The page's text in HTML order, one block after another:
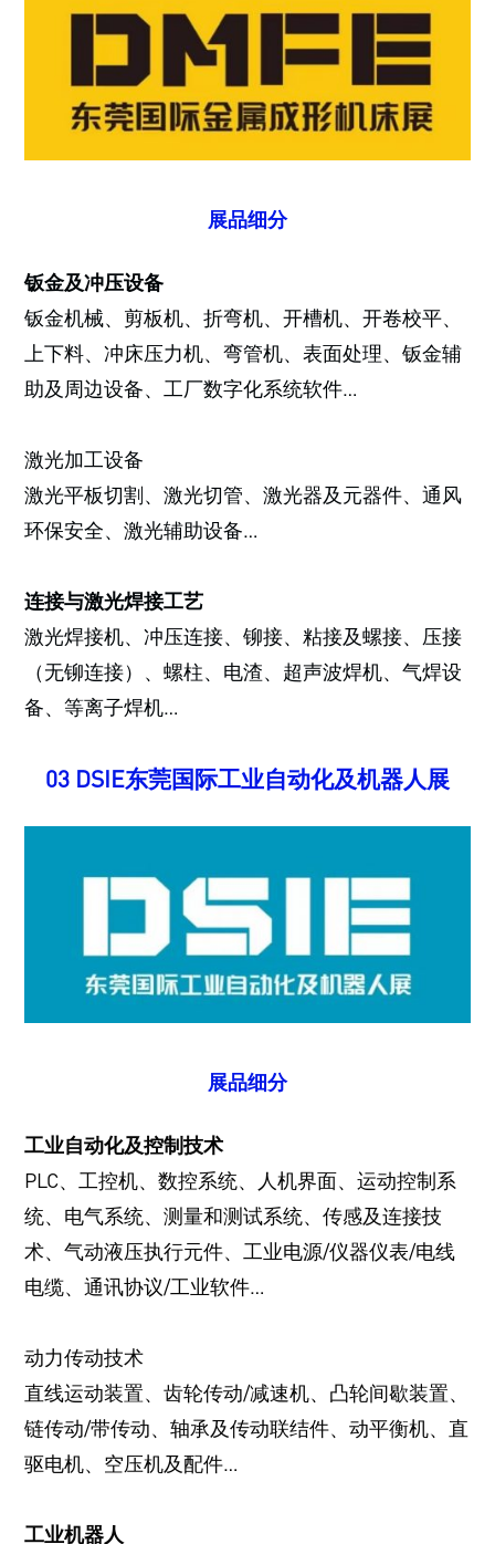
展品细分
钣金及冲压设备
钣金机械、剪板机、折弯机、开槽机、开卷校平、
上下料、冲床压力机、弯管机、表面处理、钣金辅
助及周边设备、工厂数字化系统软件…
激光加工设备
激光平板切割、激光切管、激光器及元器件、通风
环保安全、激光辅助设备…
连接与激光焊接工艺
激光焊接机、冲压连接、铆接、粘接及螺接、压接
（无铆连接）、螺柱、电渣、超声波焊机、气焊设
备、等离子焊机…
03 DSIE东莞国际工业自动化及机器人展
展品细分
工业自动化及控制技术
PLC、工控机、数控系统、人机界面、运动控制系
统、电气系统、测量和测试系统、传感及连接技
术、气动液压执行元件、工业电源/仪器仪表/电线
电缆、通讯协议/工业软件…
动力传动技术
直线运动装置、齿轮传动/减速机、凸轮间歇装置、
链传动/带传动、轴承及传动联结件、动平衡机、直
驱电机、空压机及配件…
工业机器人